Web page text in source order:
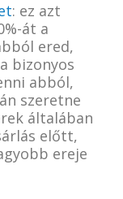
: ez azt
át a
ered,
bizonyos
abból,
szeretne
általában
előtt,
ereje